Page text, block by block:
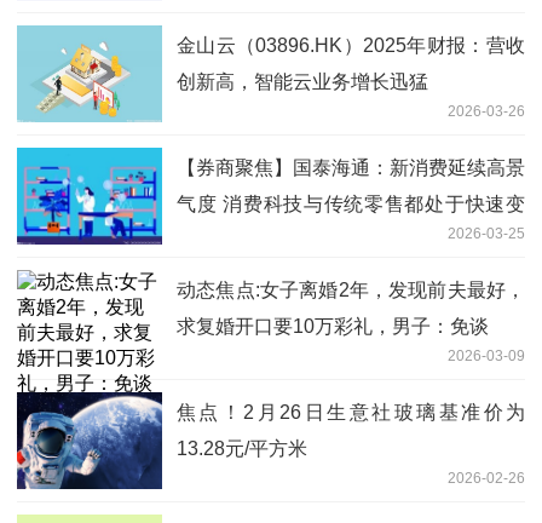
金山云（03896.HK）2025年财报：营收
创新高，智能云业务增长迅猛
2026-03-26
【券商聚焦】国泰海通：新消费延续高景
气度 消费科技与传统零售都处于快速变
2026-03-25
动态焦点:女子离婚2年，发现前夫最好，
求复婚开口要10万彩礼，男子：免谈
2026-03-09
焦点！2月26日生意社玻璃基准价为
13.28元/平方米
2026-02-26